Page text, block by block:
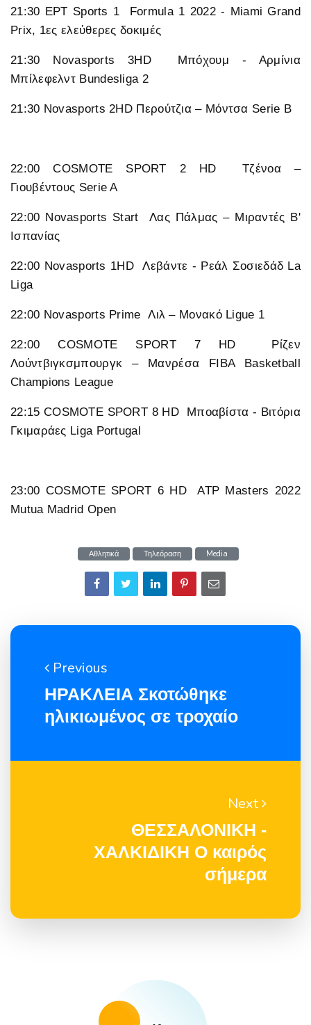
21:30 ΕΡΤ Sports 1 Formula 1 2022 - Miami Grand
Prix, 1ες ελεύθερες δοκιμές
21:30 Novasports 3HD Μπόχουμ - Αρμίνια
Μπίλεφελντ Bundesliga 2
21:30 Novasports 2HD Περούτζια – Μόντσα Serie B
22:00 COSMOTE SPORT 2 HD Τζένοα –
Γιουβέντους Serie A
22:00 Novasports Start Λας Πάλμας – Μιραντές Β'
Ισπανίας
22:00 Novasports 1HD Λεβάντε - Ρεάλ Σοσιεδάδ La
Liga
22:00 Novasports Prime Λιλ – Μονακό Ligue 1
22:00 COSMOTE SPORT 7 HD Ρίζεν
Λούντβιγκσμπουργκ – Μανρέσα FIBA Basketball
Champions League
22:15 COSMOTE SPORT 8 HD Μποαβίστα - Βιτόρια
Γκιμαράες Liga Portugal
23:00 COSMOTE SPORT 6 HD ATP Masters 2022
Mutua Madrid Open
Αθλητικά Τηλεόραση Media
Previous
ΗΡΑΚΛΕΙΑ Σκοτώθηκε
ηλικιωμένος σε τροχαίο
Next
ΘΕΣΣΑΛΟΝΙΚΗ -
ΧΑΛΚΙΔΙΚΗ Ο καιρός
σήμερα